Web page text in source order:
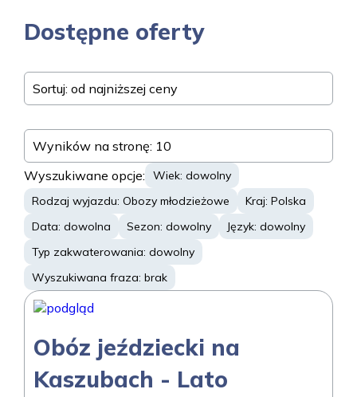
Dostępne oferty
Sortuj: od najniższej ceny
Wyników na stronę: 10
Wyszukiwane opcje:
Wiek: dowolny
Rodzaj wyjazdu: Obozy młodzieżowe
Kraj: Polska
Data: dowolna
Sezon: dowolny
Język: dowolny
Typ zakwaterowania: dowolny
Wyszukiwana fraza: brak
Obóz jeździecki na
Kaszubach - Lato